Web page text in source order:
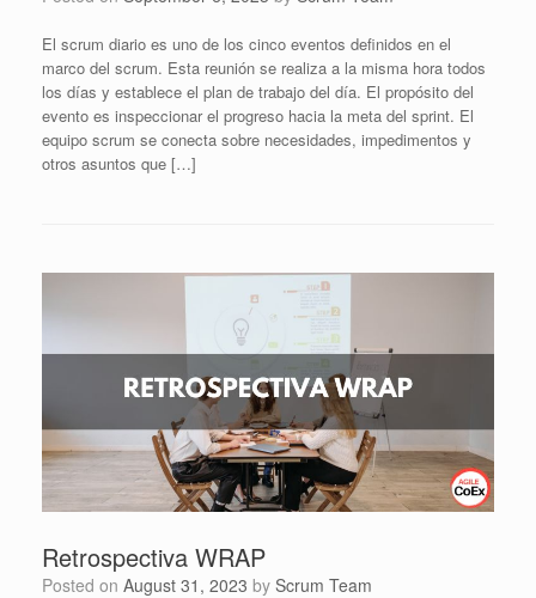
El scrum diario es uno de los cinco eventos definidos en el
marco del scrum. Esta reunión se realiza a la misma hora todos
los días y establece el plan de trabajo del día. El propósito del
evento es inspeccionar el progreso hacia la meta del sprint. El
equipo scrum se conecta sobre necesidades, impedimentos y
otros asuntos que […]
Retrospectiva WRAP
Posted on August 31, 2023 by Scrum Team